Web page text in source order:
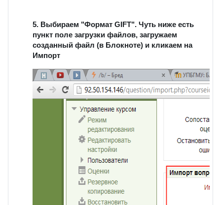
5. Выбираем "Формат GIFT". Чуть ниже есть
пункт поле загрузки файлов, загружаем
созданный файл (в Блокноте) и кликаем на
Импорт